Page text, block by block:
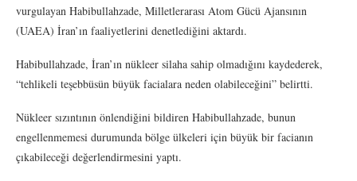
vurgulayan Habibullahzade, Milletlerarası Atom Gücü Ajansının
(UAEA) İran’ın faaliyetlerini denetlediğini aktardı.
Habibullahzade, İran’ın nükleer silaha sahip olmadığını kaydederek,
“tehlikeli teşebbüsün büyük facialara neden olabileceğini” belirtti.
Nükleer sızıntının önlendiğini bildiren Habibullahzade, bunun
engellenmemesi durumunda bölge ülkeleri için büyük bir facianın
çıkabileceği değerlendirmesini yaptı.